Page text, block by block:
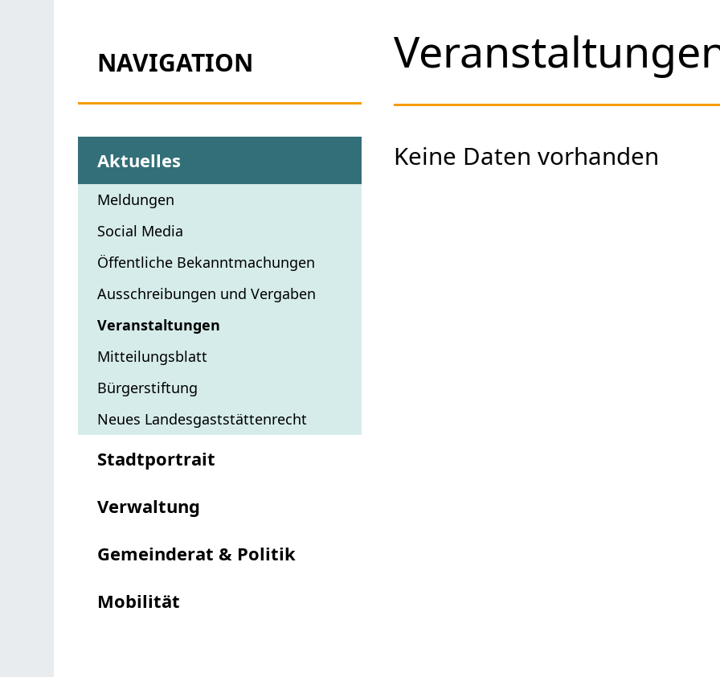
NAVIGATION
Aktuelles
Meldungen
Social Media
Öffentliche Bekanntmachungen
Ausschreibungen und Vergaben
Veranstaltungen
Mitteilungsblatt
Bürgerstiftung
Neues Landesgaststättenrecht
Stadtportrait
Verwaltung
Gemeinderat & Politik
Mobilität
Keine Daten vorhanden